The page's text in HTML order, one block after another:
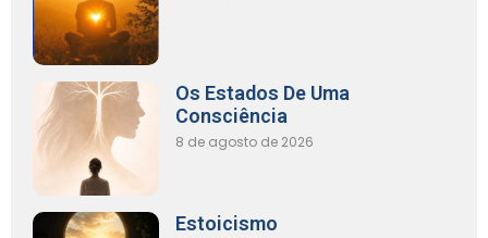
Os Estados De Uma
Consciência
8 de agosto de 2026
Estoicismo